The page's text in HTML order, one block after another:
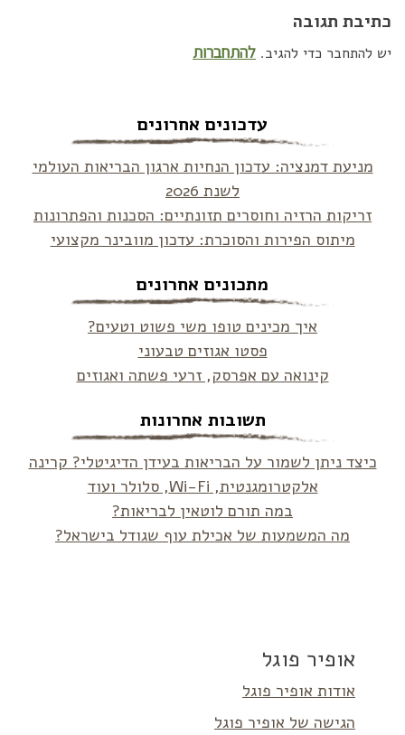
כתיבת תגובה
יש להתחבר כדי להגיב. להתחברות
עדכונים אחרונים
מניעת דמנציה: עדכון הנחיות ארגון הבריאות העולמי
לשנת 2026
זריקות הרזיה וחוסרים תזונתיים: הסכנות והפתרונות
מיתוס הפירות והסוכרת: עדכון מוובינר מקצועי
מתכונים אחרונים
איך מכינים טופו משי פשוט וטעים?
פסטו אגוזים טבעוני
קינואה עם אפרסק, זרעי פשתה ואגוזים
תשובות אחרונות
כיצד ניתן לשמור על הבריאות בעידן הדיגיטלי? קרינה
אלקטרומגנטית, Wi-Fi, סלולר ועוד
במה תורם לוטאין לבריאות?
מה המשמעות של אכילת עוף שגודל בישראל?
אופיר פוגל
אודות אופיר פוגל
הגישה של אופיר פוגל